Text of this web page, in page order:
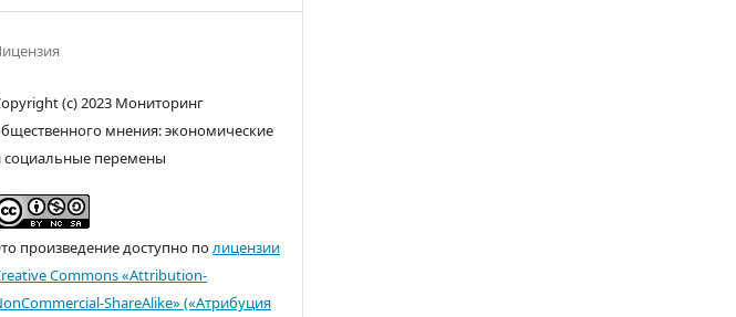
(c) 2023 Мониторинг
мнения: экономические
социальные перемены
произведение доступно полицензии
Commons «Attribution-
ShareAlike» («Атрибуция